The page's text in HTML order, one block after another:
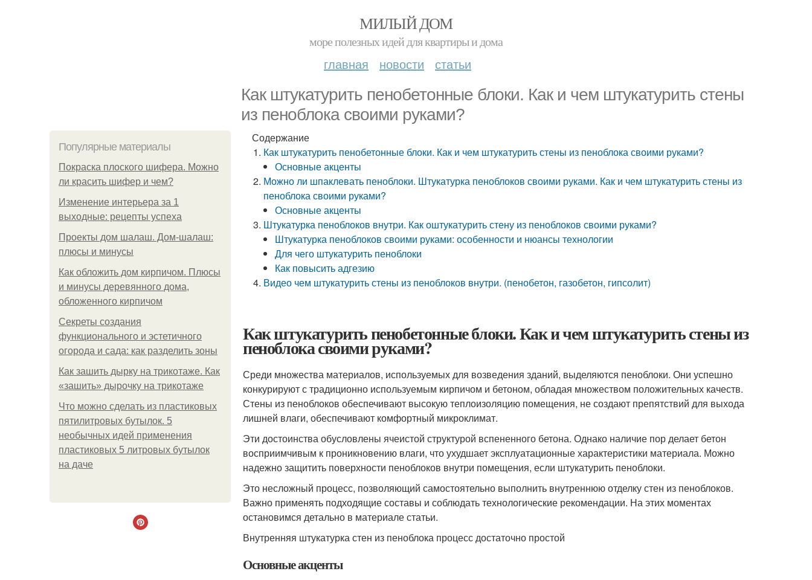
МИЛЫЙ ДОМ
море полезных идей для квартиры и дома
главная новости статьи
Как штукатурить пенобетонные блоки. Как и чем штукатурить стены
из пеноблока своими руками?
Популярные материалы
Покраска плоского шифера. Можно
ли красить шифер и чем?
Изменение интерьера за 1
выходные: рецепты успеха
Проекты дом шалаш. Дом-шалаш:
плюсы и минусы
Как обложить дом кирпичом. Плюсы
и минусы деревянного дома,
обложенного кирпичом
Секреты создания
функционального и эстетичного
огорода и сада: как разделить зоны
Как зашить дырку на трикотаже. Как
«зашить» дырочку на трикотаже
Что можно сделать из пластиковых
пятилитровых бутылок. 5
необычных идей применения
пластиковых 5 литровых бутылок
на даче
Содержание
Как штукатурить пенобетонные блоки. Как и чем штукатурить стены из пеноблока своими руками?
Основные акценты
Можно ли шпаклевать пеноблоки. Штукатурка пеноблоков своими руками. Как и чем штукатурить стены из
пеноблока своими руками?
Основные акценты
Штукатурка пеноблоков внутри. Как оштукатурить стену из пеноблоков своими руками?
Штукатурка пеноблоков своими руками: особенности и нюансы технологии
Для чего штукатурить пеноблоки
Как повысить адгезию
Видео чем штукатурить стены из пеноблоков внутри. (пенобетон, газобетон, гипсолит)
Как штукатурить пенобетонные блоки. Как и чем штукатурить стены из
пеноблока своими руками?
Среди множества материалов, используемых для возведения зданий, выделяются пеноблоки. Они успешно
конкурируют с традиционно используемым кирпичом и бетоном, обладая множеством положительных качеств.
Стены из пеноблоков обеспечивают высокую теплоизоляцию помещения, не создают препятствий для выхода
лишней влаги, обеспечивают комфортный микроклимат.
Эти достоинства обусловлены ячеистой структурой вспененного бетона. Однако наличие пор делает бетон
восприимчивым к проникновению влаги, что ухудшает эксплуатационные характеристики материала. Можно
надежно защитить поверхности пеноблоков внутри помещения, если штукатурить пеноблоки.
Это несложный процесс, позволяющий самостоятельно выполнить внутреннюю отделку стен из пеноблоков.
Важно применять подходящие составы и соблюдать технологические рекомендации. На этих моментах
остановимся детально в материале статьи.
Внутренняя штукатурка стен из пеноблока процесс достаточно простой
Основные акценты